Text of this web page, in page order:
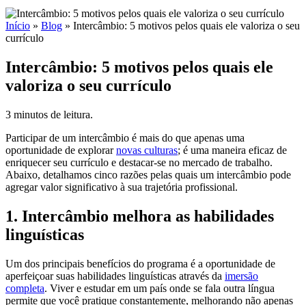
Início » Blog » Intercâmbio: 5 motivos pelos quais ele valoriza o seu
currículo
Intercâmbio: 5 motivos pelos quais ele
valoriza o seu currículo
3 minutos de leitura.
Participar de um intercâmbio é mais do que apenas uma
oportunidade de explorarnovas culturas; é uma maneira eficaz de
enriquecer seu currículo e destacar-se no mercado de trabalho.
Abaixo, detalhamos cinco razões pelas quais um intercâmbio pode
agregar valor significativo à sua trajetória profissional.
1. Intercâmbio melhora as habilidades
linguísticas
Um dos principais benefícios do programa é a oportunidade de
aperfeiçoar suas habilidades linguísticas através da imersão
completa. Viver e estudar em um país onde se fala outra língua
permite que você pratique constantemente, melhorando não apenas